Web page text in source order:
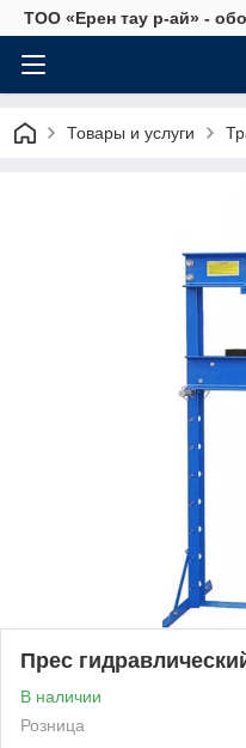
ТОО «Ерен тау р-ай» -
Товары и услуги
Прес
В наличии
Розница